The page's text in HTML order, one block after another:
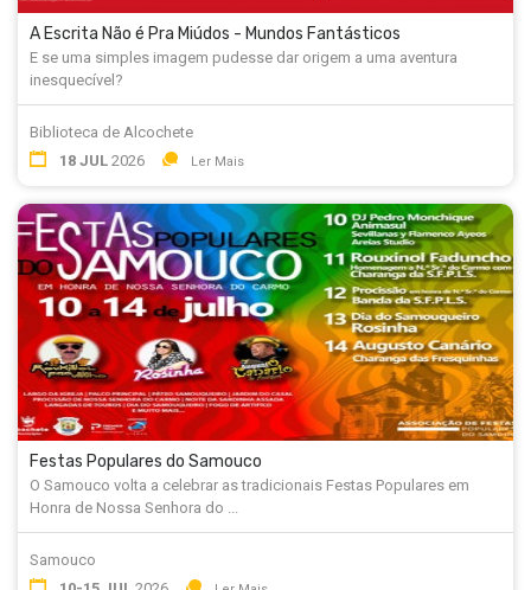
A Escrita Não é Pra Miúdos - Mundos Fantásticos
E se uma simples imagem pudesse dar origem a uma aventura
inesquecível?
Biblioteca de Alcochete
18 JUL 2026 Ler Mais
Festas Populares do Samouco
O Samouco volta a celebrar as tradicionais Festas Populares em
Honra de Nossa Senhora do ...
Samouco